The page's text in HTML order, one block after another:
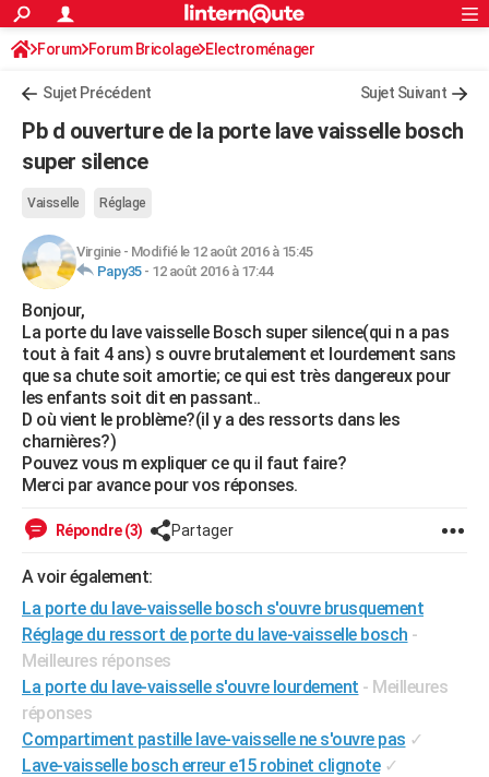
ACTUALITÉS
Politique
Société
Faits Divers
Education
Monde
Villes
+
Programme TV
Sorties cinéma
FINANCE
Retraite
Impôts
Epargne
Immobilier
Risques naturels par ville
Banque
Assurance
Crédit
AUTO
Essais
Réserver un essai
Citadines
Berlines
SUV
Forum auto
HIGH-TECH
Mobiles
Meilleur smartphone
Internet
Ordinateurs
Jeux vidéo
Guide high-tech
BRICOLAGE
Forum
Aménagement intérieur
Extérieur
Cuisine
Salle de bains
Jardinage
Rangement
WEEK-END
Guides de France
Escapades
Patrimoine
Expositions
Musées
Week-end nature
+LIFESTYLE
Art de vivre
Bien-être
Loisirs
Mode
Modes de vie
SANTE
Alimentation
Guide de la santé
Maladies
Médicaments
Sommeil
VOYAGE
PHOTO
BONS PLANS
CARTE DE VOEUX
Carte de Noël
Carte Bonne année
Carte Saint-Valentin
Carte Pâques
Carte d'anniversaire
DICTIONNAIRE
Dictionnaire
Biographies
Citations
Expressions
Proverbes
PROGRAMME TV
S'inscrire
Connexion
Forum Forum Bricolage Electroménager
Sujet Précédent Sujet Suivant
Pb d ouverture de la porte lave vaisselle bosch
super silence
Vaisselle Réglage
Virginie- Modifié le 12 août 2016 à 15:45
Papy35- 12 août 2016 à 17:44
Bonjour,
La porte du lave vaisselle Bosch super silence(qui n a pas
tout à fait 4 ans) s ouvre brutalement et lourdement sans
que sa chute soit amortie; ce qui est très dangereux pour
les enfants soit dit en passant..
D où vient le problème?(il y a des ressorts dans les
charnières?)
Pouvez vous m expliquer ce qu il faut faire?
Merci par avance pour vos réponses.
Répondre (3) Partager
A voir également:
La porte du lave-vaisselle bosch s'ouvre brusquement
Réglage du ressort de porte du lave-vaisselle bosch -
Meilleures réponses
La porte du lave-vaisselle s'ouvre lourdement - Meilleures
réponses
Compartiment pastille lave-vaisselle ne s'ouvre pas ✓
Lave-vaisselle bosch erreur e15 robinet clignote ✓